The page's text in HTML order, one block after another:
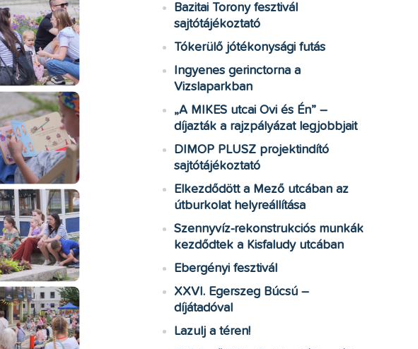
Bazitai Torony fesztivál
sajtótájékoztató
Tókerülő jótékonysági futás
Ingyenes gerinctorna a
Vizslaparkban
„A MIKES utcai Ovi és Én” –
díjazták a rajzpályázat legjobbjait
DIMOP PLUSZ projektindító
sajtótájékoztató
Elkezdődött a Mező utcában az
útburkolat helyreállítása
Szennyvíz-rekonstrukciós munkák
kezdődtek a Kisfaludy utcában
Ebergényi fesztivál
XXVI. Egerszeg Búcsú –
díjátadóval
Lazulj a téren!